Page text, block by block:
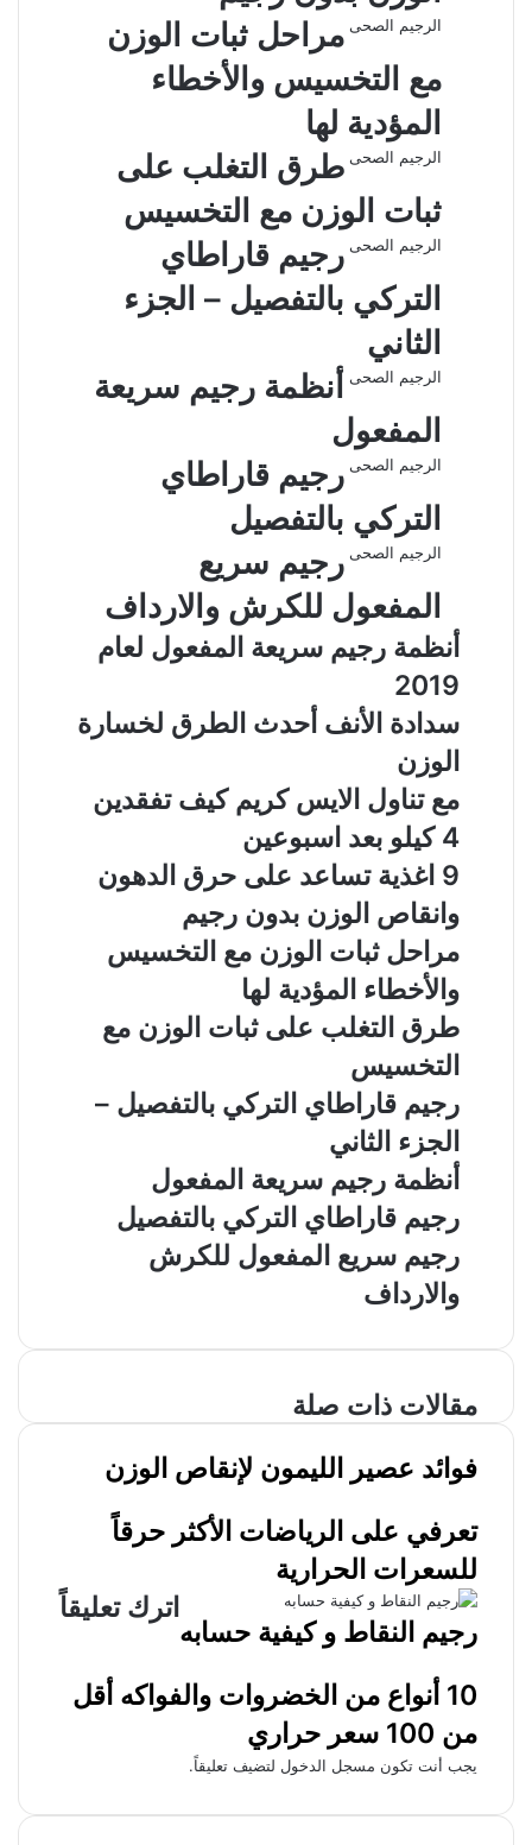
الرجيم الصحى مراحل ثبات الوزن
مع التخسيس والأخطاء
المؤدية لها
الرجيم الصحى طرق التغلب على
ثبات الوزن مع التخسيس
الرجيم الصحى رجيم قاراطاي
التركي بالتفصيل – الجزء
الثاني
الرجيم الصحى أنظمة رجيم سريعة
المفعول
الرجيم الصحى رجيم قاراطاي
التركي بالتفصيل
الرجيم الصحى رجيم سريع
المفعول للكرش والارداف
أنظمة رجيم سريعة المفعول لعام
2019
سدادة الأنف أحدث الطرق لخسارة
الوزن
مع تناول الايس كريم كيف تفقدين
4 كيلو بعد اسبوعين
9 اغذية تساعد على حرق الدهون
وانقاص الوزن بدون رجيم
مراحل ثبات الوزن مع التخسيس
والأخطاء المؤدية لها
طرق التغلب على ثبات الوزن مع
التخسيس
رجيم قاراطاي التركي بالتفصيل –
الجزء الثاني
أنظمة رجيم سريعة المفعول
رجيم قاراطاي التركي بالتفصيل
رجيم سريع المفعول للكرش
والارداف
مقالات ذات صلة
فوائد عصير الليمون لإنقاص الوزن
تعرفي على الرياضات الأكثر حرقاً
للسعرات الحرارية
رجيم النقاط و كيفية حسابه
10 أنواع من الخضروات والفواكه أقل
من 100 سعر حراري
اترك تعليقاً
يجب أنت تكون مسجل الدخول لتضيف تعليقاً.